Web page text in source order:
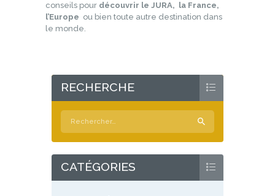
conseils pour découvrir le JURA, la France,
l’Europe ou bien toute autre destination dans
le monde.
RECHERCHE
CATÉGORIES